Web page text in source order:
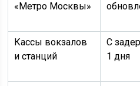
«Метро Москвы»
Кассы вокзалов
и станций
С
1 дня